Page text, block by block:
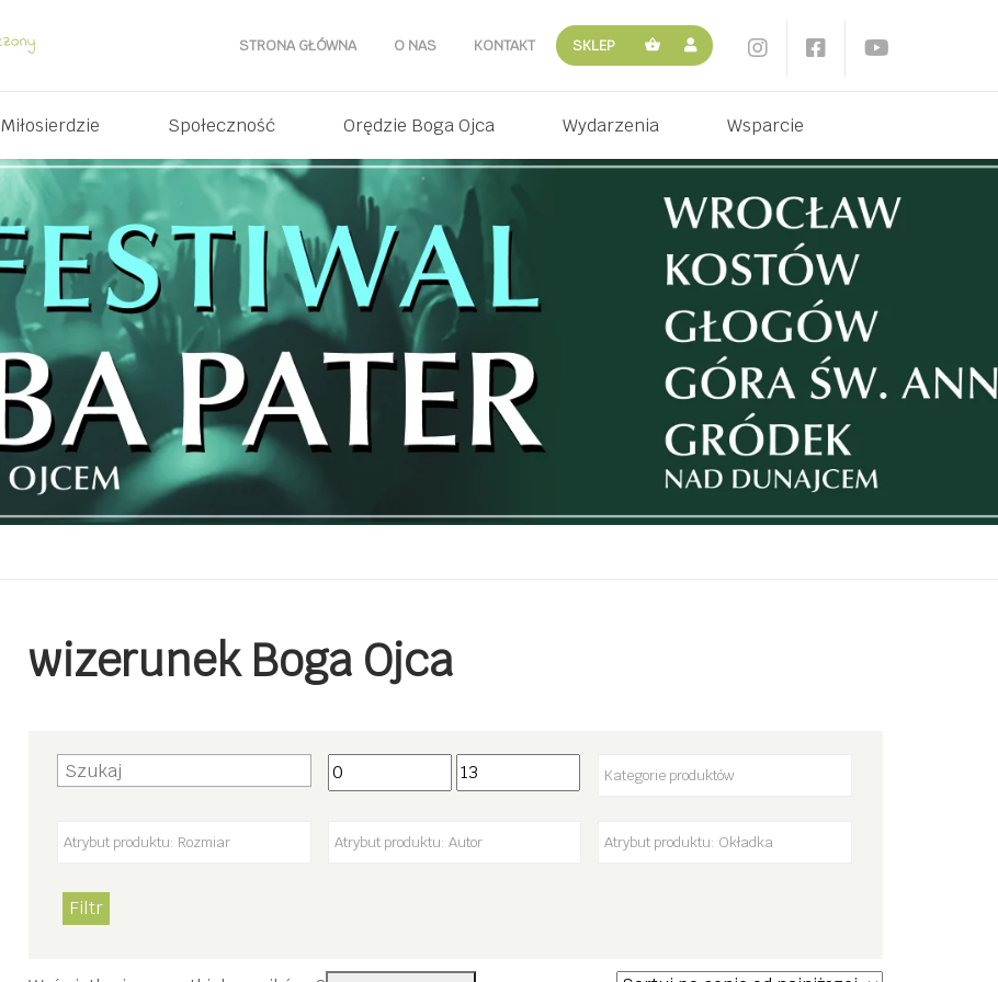
STRONA GŁÓWNA O NAS KONTAKT SKLEP
Miłosierdzie Społeczność Orędzie Boga Ojca Wydarzenia Wsparcie
wizerunek Boga Ojca
Filtr